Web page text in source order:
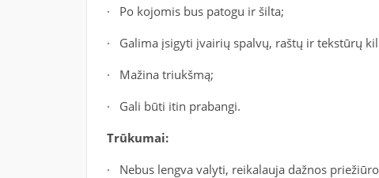
· Po kojomis bus patogu ir šilta;
· Galima įsigyti įvairių spalvų, raštų ir tekstūrų
· Mažina triukšmą;
· Gali būti itin prabangi.
Trūkumai:
· Nebus lengva valyti, reikalauja dažnos